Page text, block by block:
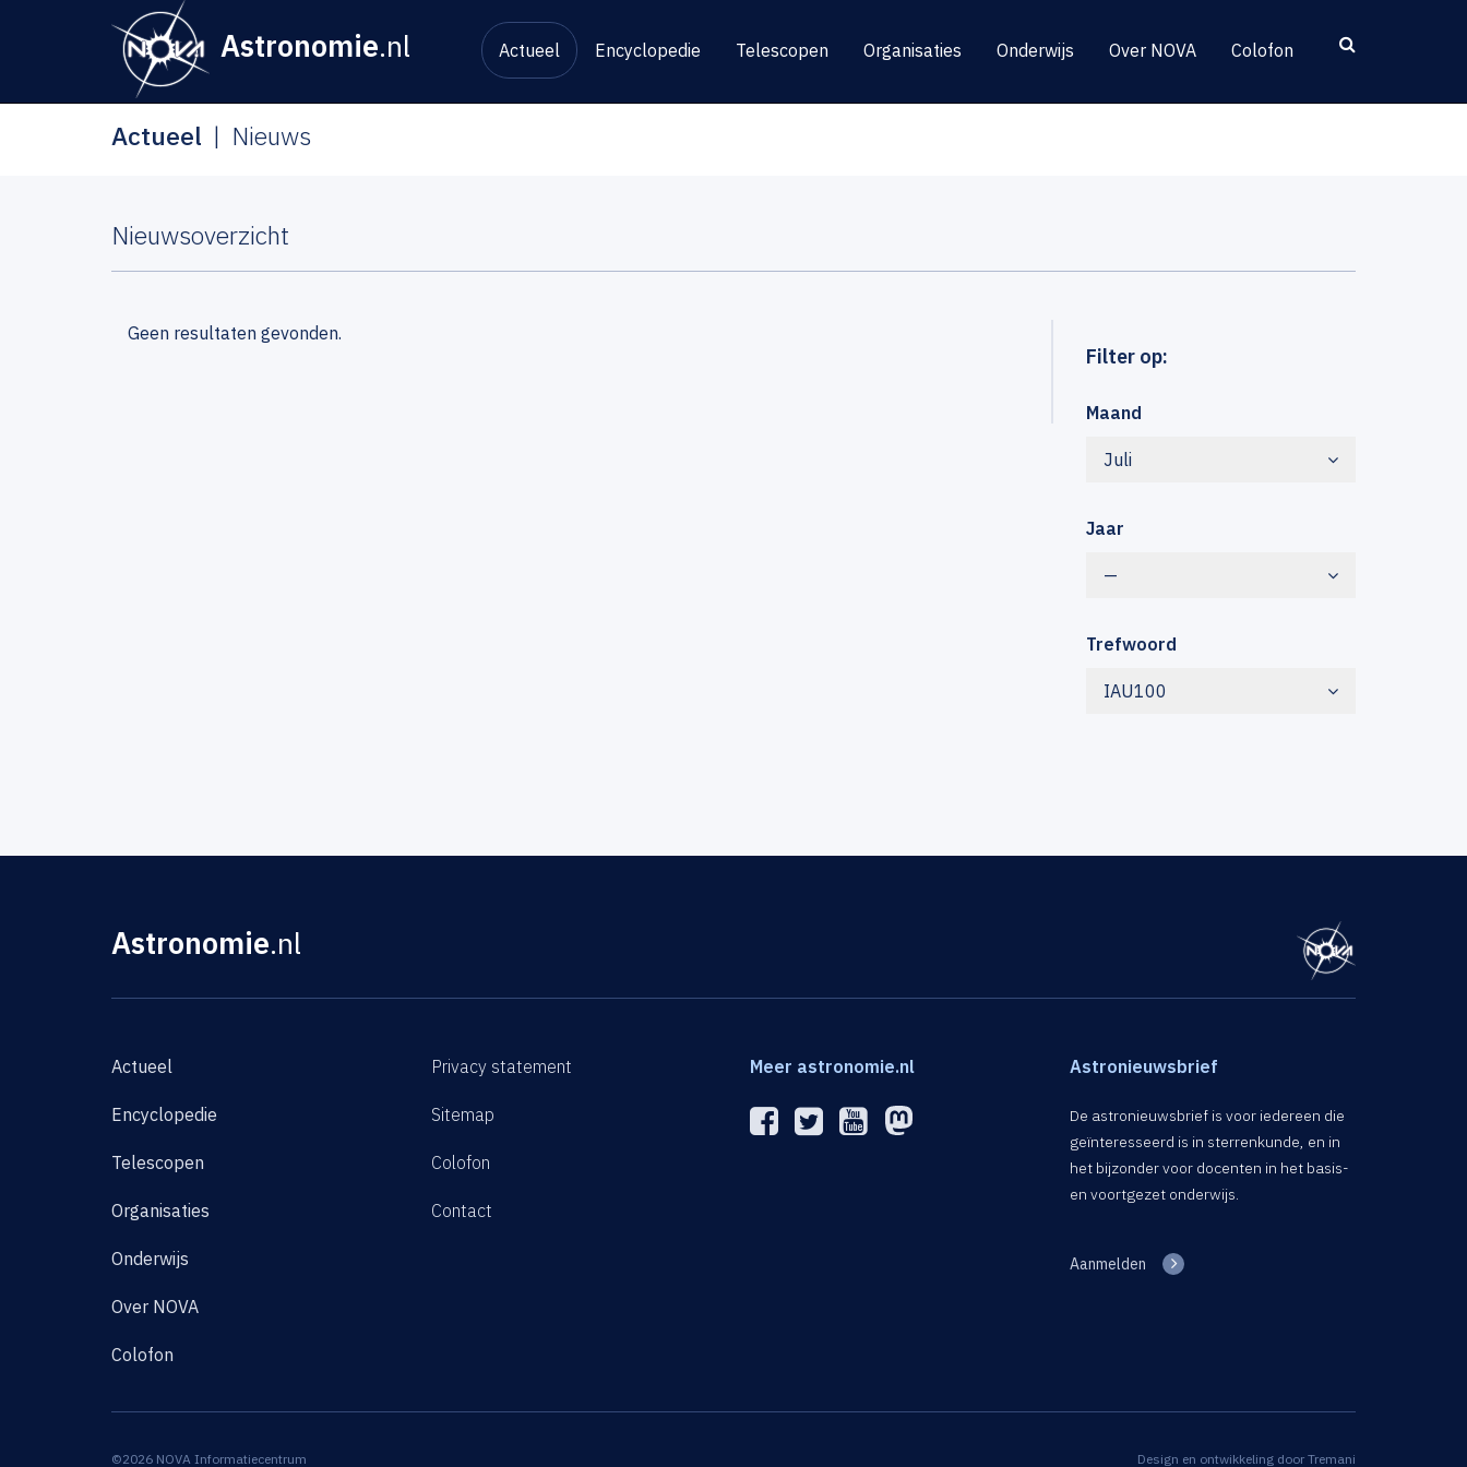
Astronomie.nl Actueel Encyclopedie Telescopen Organisaties Onderwijs Over NOVA Colofon
Actueel Nieuws
Nieuwsoverzicht
Filter op:
Maand
Juli
Jaar
—
Trefwoord
IAU100
Geen resultaten gevonden.
Astronomie.nl
Actueel
Encyclopedie
Telescopen
Organisaties
Onderwijs
Over NOVA
Colofon
Privacy statement
Sitemap
Colofon
Contact
Meer astronomie.nl Astronieuwsbrief
De astronieuwsbrief is voor iedereen die
geïnteresseerd is in sterrenkunde, en in
het bijzonder voor docenten in het basis-
en voortgezet onderwijs.
Aanmelden
©2026 NOVA Informatiecentrum Design en ontwikkeling door Tremani